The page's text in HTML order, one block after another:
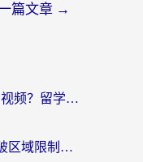
篇文章 →
什么app可以在国外看国内的视频？留学生亲测好用的回国加速器指南
海外党必看：网易云音乐突破区域限制，轻松听国内歌、刷喜马拉雅的正确姿势